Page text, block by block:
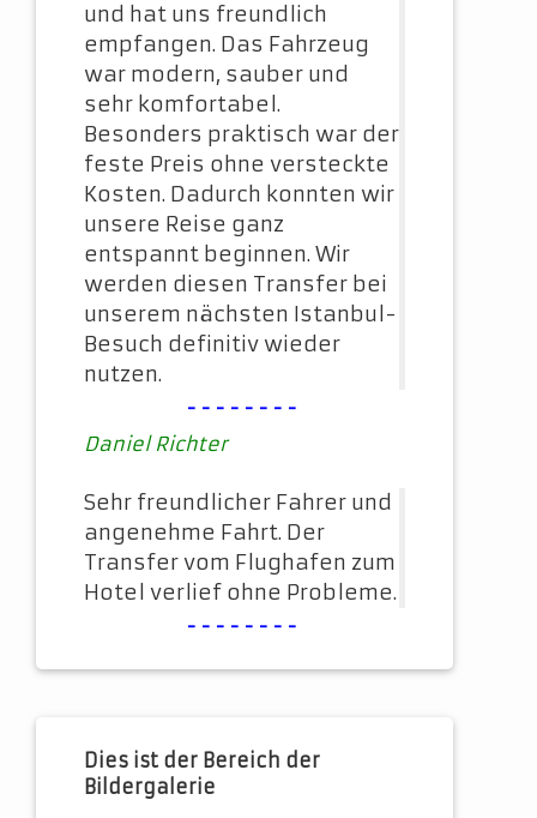
und hat uns freundlich
empfangen. Das Fahrzeug
war modern, sauber und
sehr komfortabel.
Besonders praktisch war der
feste Preis ohne versteckte
Kosten. Dadurch konnten wir
unsere Reise ganz
entspannt beginnen. Wir
werden diesen Transfer bei
unserem nächsten Istanbul-
Besuch definitiv wieder
nutzen.
--------
Daniel Richter
Sehr freundlicher Fahrer und
angenehme Fahrt. Der
Transfer vom Flughafen zum
Hotel verlief ohne Probleme.
--------
Dies ist der Bereich der
Bildergalerie